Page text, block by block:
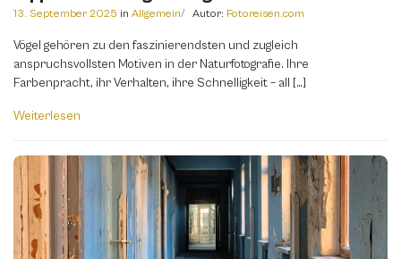
13. September 2025 in Allgemein Autor: Fotoreisen.com
Vögel gehören zu den faszinierendsten und zugleich
anspruchsvollsten Motiven in der Naturfotografie. Ihre
Farbenpracht, ihr Verhalten, ihre Schnelligkeit – all […]
Weiterlesen